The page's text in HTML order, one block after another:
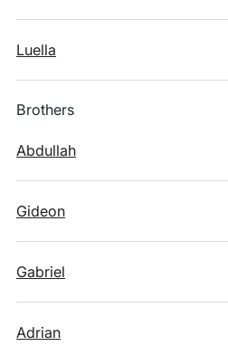
Luella
Brothers
Abdullah
Gideon
Gabriel
Adrian